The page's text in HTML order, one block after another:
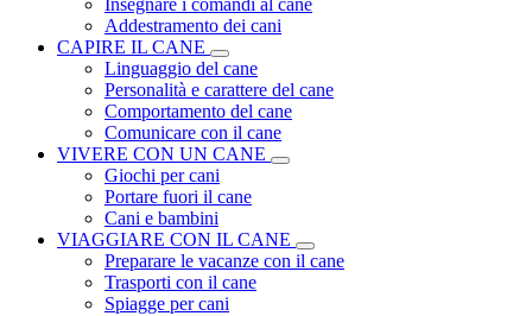
Insegnare i comandi al cane
Addestramento dei cani
CAPIRE IL CANE
Linguaggio del cane
Personalità e carattere del cane
Comportamento del cane
Comunicare con il cane
VIVERE CON UN CANE
Giochi per cani
Portare fuori il cane
Cani e bambini
VIAGGIARE CON IL CANE
Preparare le vacanze con il cane
Trasporti con il cane
Spiagge per cani